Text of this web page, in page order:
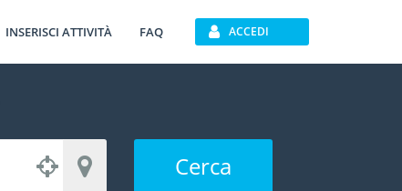
INSERISCI ATTIVITÀ FAQ ACCEDI
Cerca